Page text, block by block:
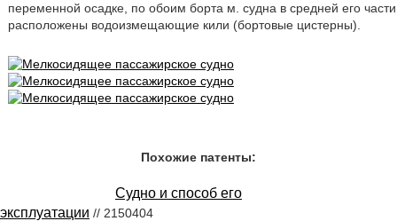
переменной осадке, по обоим борта м. судна в средней его части
расположены водоизмещающие кили (бортовые цистерны).
Похожие патенты:
Судно и способ его
эксплуатации // 2150404